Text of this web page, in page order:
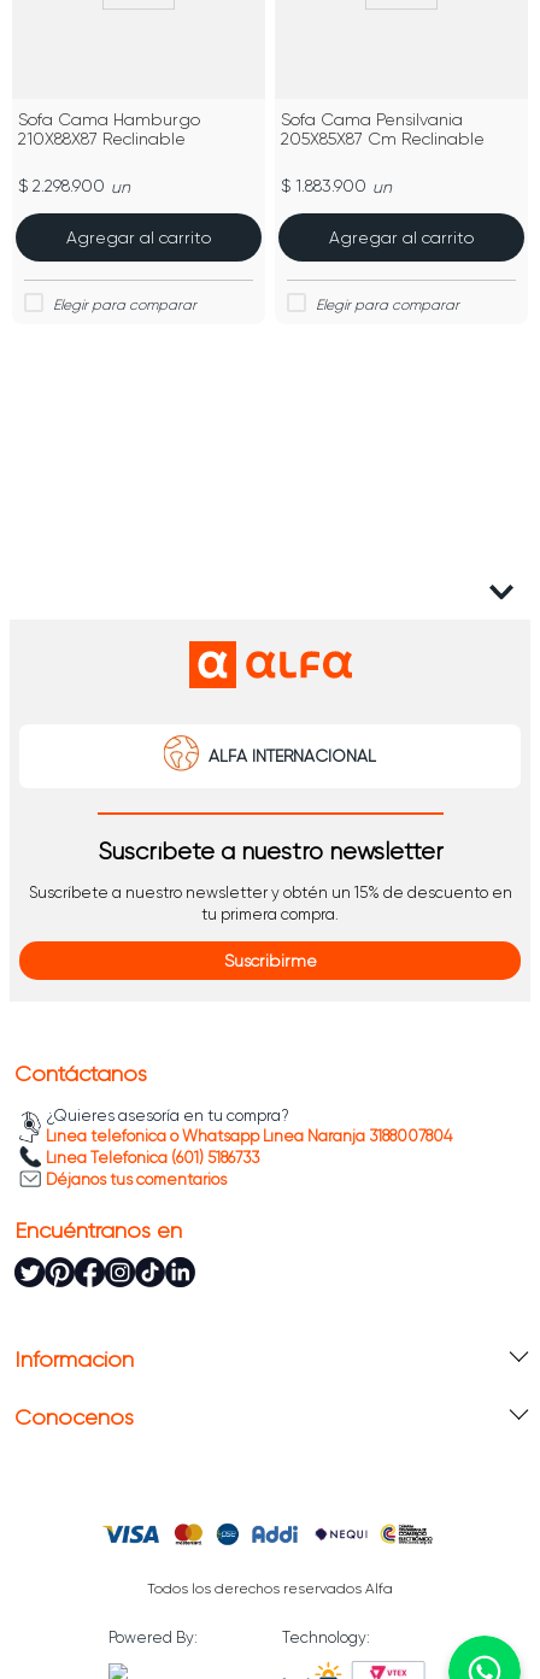
Sofa Cama Hamburgo
210X88X87 Reclinable
$ 2.298.900 un
Agregar al carrito
Sofa Cama Pensilvania
205X85X87 Cm Reclinable
$ 1.883.900 un
Agregar al carrito
ALFA INTERNACIONAL
Suscríbete a nuestro newsletter
Suscríbete a nuestro newsletter y obtén un 15% de descuento en
tu primera compra.
Suscribirme
Información
Conócenos
Contáctanos
¿Quieres asesoría en tu compra?
Línea telefónica o Whatsapp Línea Naranja 3188007804
Línea Telefónica (601) 5186733
Déjanos tus comentarios
Encuéntranos en
Todos los derechos reservados Alfa
Powered By: Technology: